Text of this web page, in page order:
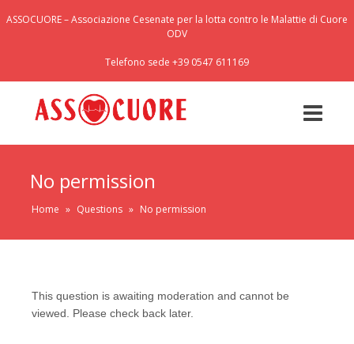
ASSOCUORE – Associazione Cesenate per la lotta contro le Malattie di Cuore
ODV
Telefono sede +39 0547 611169
No permission
Home » Questions » No permission
This question is awaiting moderation and cannot be
viewed. Please check back later.